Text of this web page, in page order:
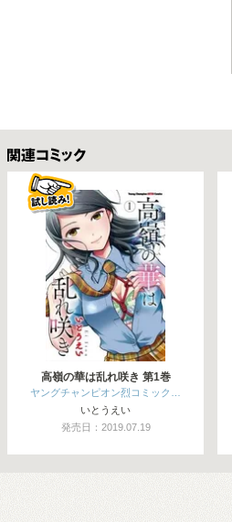
関連コミックス
高嶺の華は乱れ咲き 第1巻
ヤングチャンピオン烈コミック…
いとうえい
発売日：2019.07.19